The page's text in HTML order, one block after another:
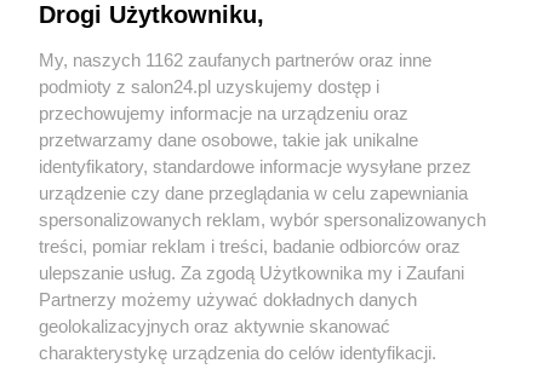
Sport
Społeczeństwo
Kultura
X Facebook Instagram Youtube
Drogi Użytkowniku,
My, naszych 1162 zaufanych partnerów oraz inne
podmioty z salon24.pl uzyskujemy dostęp i
przechowujemy informacje na urządzeniu oraz
przetwarzamy dane osobowe, takie jak unikalne
identyfikatory, standardowe informacje wysyłane przez
urządzenie czy dane przeglądania w celu zapewniania
spersonalizowanych reklam, wybór spersonalizowanych
treści, pomiar reklam i treści, badanie odbiorców oraz
ulepszanie usług. Za zgodą Użytkownika my i Zaufani
Partnerzy możemy używać dokładnych danych
geolokalizacyjnych oraz aktywnie skanować
charakterystykę urządzenia do celów identyfikacji.